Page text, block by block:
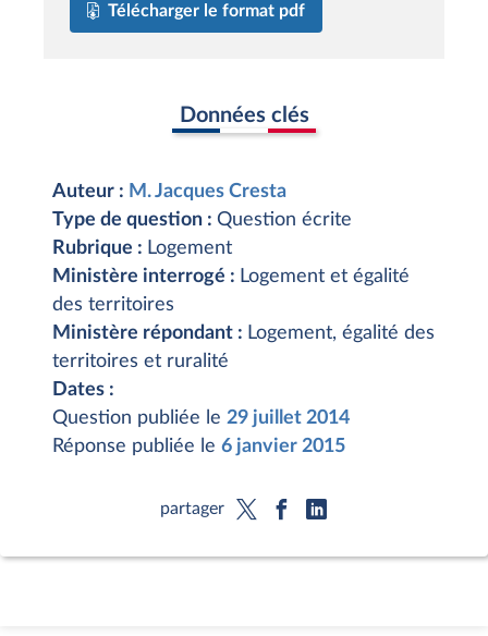
Télécharger le format pdf
Données clés
Auteur : M. Jacques Cresta
Type de question : Question écrite
Rubrique : Logement
Ministère interrogé : Logement et égalité
des territoires
Ministère répondant : Logement, égalité des
territoires et ruralité
Dates :
Question publiée le 29 juillet 2014
Réponse publiée le 6 janvier 2015
partager